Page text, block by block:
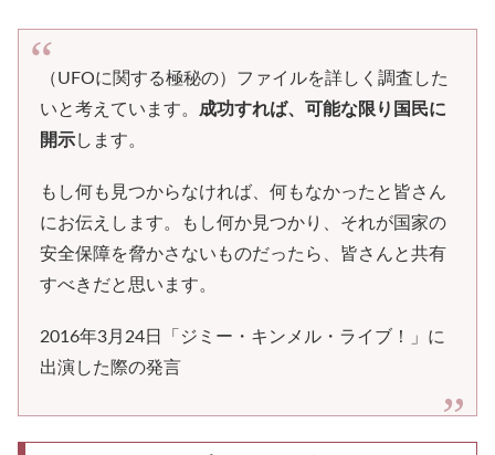
（UFOに関する極秘の）ファイルを詳しく調査した
いと考えています。 成功すれば、可能な限り国民に
開示します。
もし何も見つからなければ、何もなかったと皆さん
にお伝えします。もし何か見つかり、それが国家の
安全保障を脅かさないものだったら、皆さんと共有
すべきだと思います。
2016年3月24日「ジミー・キンメル・ライブ！」に
出演した際の発言